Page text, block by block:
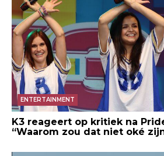
ENTERTAINMENT
K3 reageert op kritiek na
“Waarom zou dat niet oké